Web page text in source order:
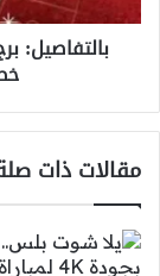
خطوات
ثابتة
والتميز
مقالات ذات